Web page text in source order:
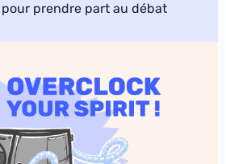
prendre part au débat